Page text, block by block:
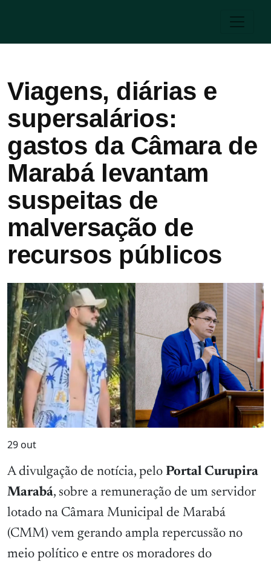
Viagens, diárias e
supersalários:
gastos da Câmara de
Marabá levantam
suspeitas de
malversação de
recursos públicos
29 out
A divulgação de notícia, pelo Portal Curupira
Marabá, sobre a remuneração de um servidor
lotado na Câmara Municipal de Marabá
(CMM) vem gerando ampla repercussão no
meio político e entre os moradores do